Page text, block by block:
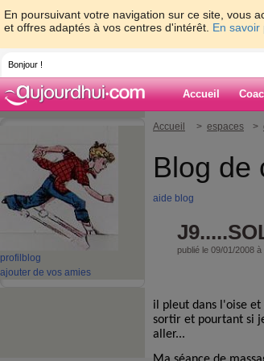
En poursuivant votre navigation sur ce site, vous
et offres adaptés à vos centres d'intérêt. En savoir
Bonjour !
Accueil
profil blog
ajouter de vos amies
Accueil > espaces >
Blog de
aide blog
publié le 09/01/2008 à
il pleut dans l'oise et
sortir et pourtant si
aller...